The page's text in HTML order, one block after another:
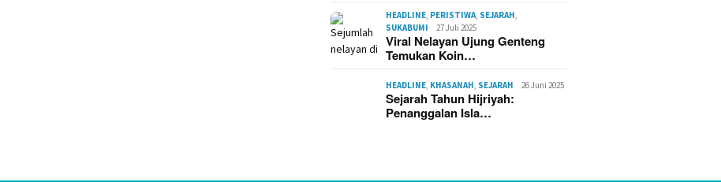
HEADLINE, PERISTIWA, SEJARAH,
SUKABUMI
27 Juli 2025
Viral Nelayan Ujung Genteng
Temukan Koin…
HEADLINE, KHASANAH, SEJARAH 26 Juni 2025
Sejarah Tahun Hijriyah:
Penanggalan Isla…